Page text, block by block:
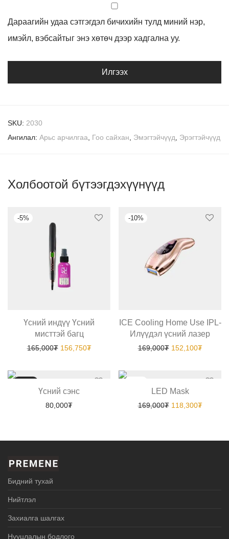
Дараагийн удаа сэтгэгдэл бичихийн тулд миний нэр,
имэйл, вэбсайтыг энэ хөтөч дээр хадгална уу.
SKU: 2030
Ангилал: Арьс арчилгаа Гоо сайхан Эмэгтэйчүүд Эрэгтэйчүүд
Холбоотой бүтээгдэхүүнүүд
-5%
Үсний индүү Үсний
мисттэй багц
165,000₮ Original price was: 165,000₮.
156,750₮Current price is: 156,750₮.
-10%
ICE Cooling Home Use IPL-
Илүүдэл үсний лазер
169,000₮ Original price
152,100₮Current
Шинэ
Үсний сэнс
80,000₮
LED Mask
169,000₮ Original price
118,300₮Current
Бидний тухай
Нийтлэл
Захиалга шалгах
Нууцлалын бодлого